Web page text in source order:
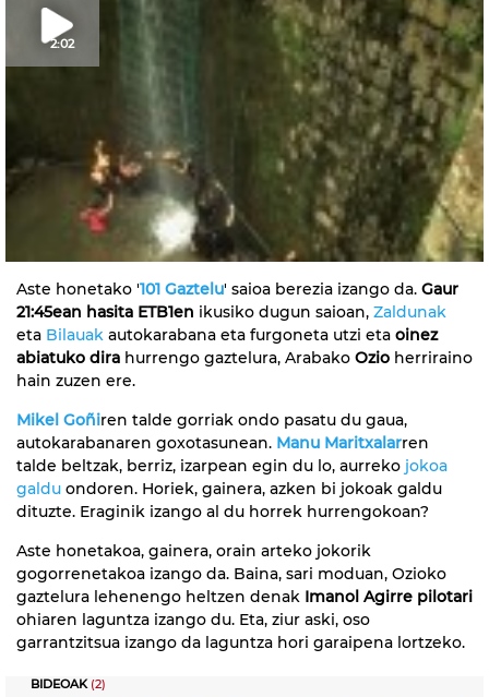
2:02
Aste honetako '101 Gaztelu' saioa berezia izango da. Gaur
21:45ean hasita ETB1en ikusiko dugun saioan, Zaldunak
eta Bilauak autokarabana eta furgoneta utzi eta oinez
abiatuko dira hurrengo gaztelura, Arabako Ozio herriraino
hain zuzen ere.
Mikel Goñiren talde gorriak ondo pasatu du gaua,
autokarabanaren goxotasunean. Manu Maritxalarren
talde beltzak, berriz, izarpean egin du lo, aurreko jokoa
galdu ondoren. Horiek, gainera, azken bi jokoak galdu
dituzte. Eraginik izango al du horrek hurrengokoan?
Aste honetakoa, gainera, orain arteko jokorik
gogorrenetakoa izango da. Baina, sari moduan, Ozioko
gaztelura lehenengo heltzen denak Imanol Agirre pilotari
ohiaren laguntza izango du. Eta, ziur aski, oso
garrantzitsua izango da laguntza hori garaipena lortzeko.
BIDEOAK(2)